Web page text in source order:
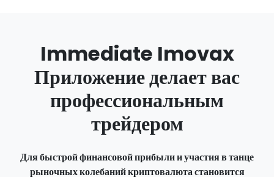
Immediate Imovax
Приложение делает вас
профессиональным
трейдером
Для быстрой финансовой прибыли и участия в танце
рыночных колебаний криптовалюта становится